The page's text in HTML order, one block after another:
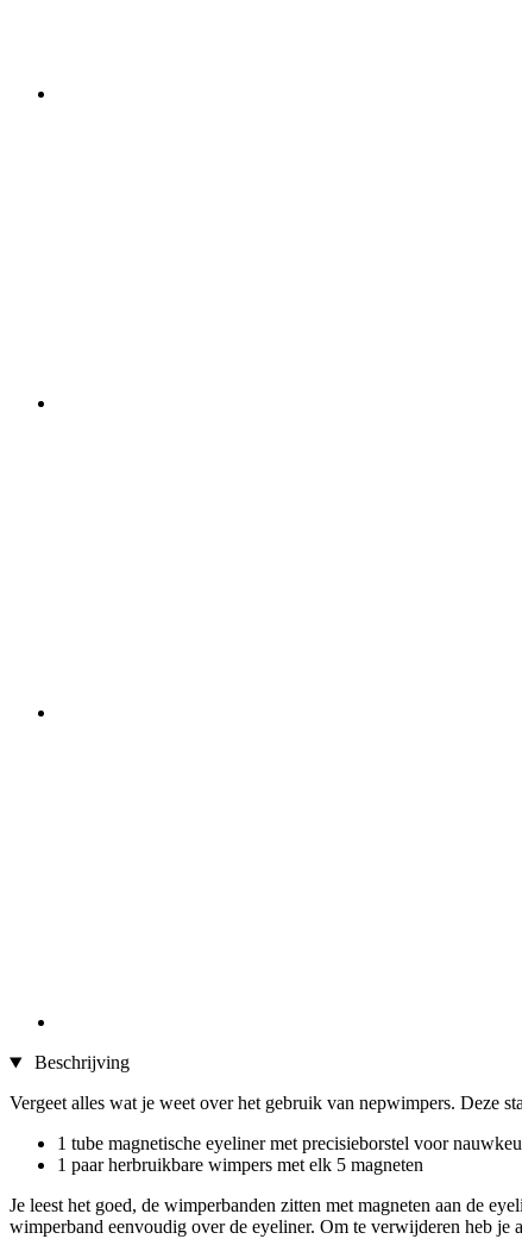
Beschrijving
Vergeet alles wat je weet over het gebruik van nepwimpers. Deze
1 tube magnetische eyeliner met precisieborstel voor
1 paar herbruikbare wimpers met elk 5 magneten
Je leest het goed, de wimperbanden zitten met magneten aan de
wimperband eenvoudig over de eyeliner. Om te verwijderen heb je